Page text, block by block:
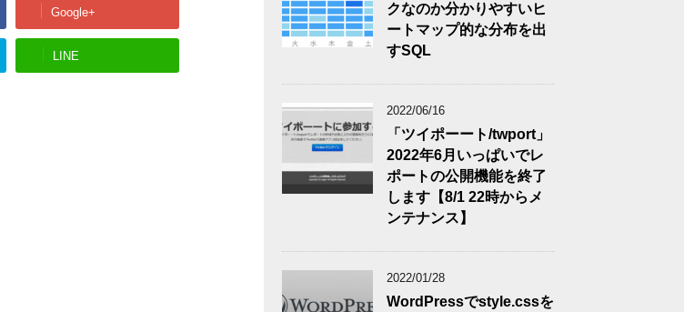
Google+
LINE
クなのか分かりやすいヒ
ートマップ的な分布を出
すSQL
2022/06/16
「ツイポーート/twport」
2022年6月いっぱいでレ
ポートの公開機能を終了
します【8/1 22時からメ
ンテナンス】
2022/01/28
WordPressでstyle.cssを